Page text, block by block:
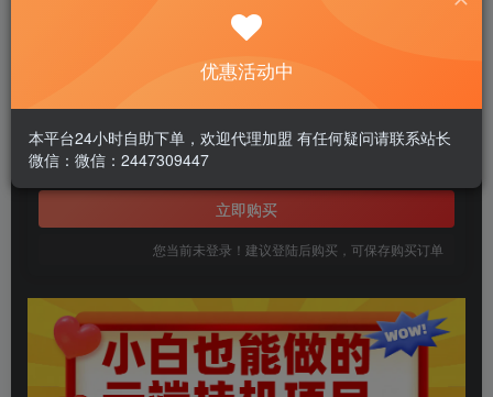
此内容为付费阅读，请付费后查看
￥1.99
黄金会员免费
立即购买
您当前未登录！建议登陆后购买，可保存购买订单
优惠活动中
本平台24小时自助下单，欢迎代理加盟 有任何疑问请联系站长
微信：微信：2447309447